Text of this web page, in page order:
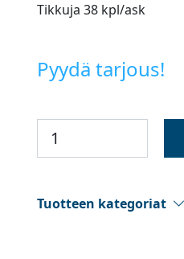
Tikkuja 38 kpl/ask
Pyydä tarjous!
Tuotteen kategoriat